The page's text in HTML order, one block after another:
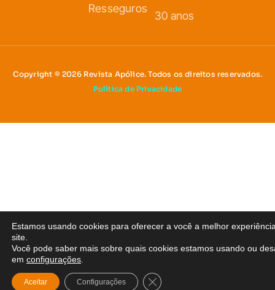
Resseguros
30 anos
Copyright © 2026 Revista Apólice. Todos os direitos reservados.
Política de Privacidade
Estamos usando cookies para oferecer a você a melhor
site.
Você pode saber mais sobre quais cookies estamos usando ou
em configurações
Aceitar Configurações Close GDPR Cookie Banner